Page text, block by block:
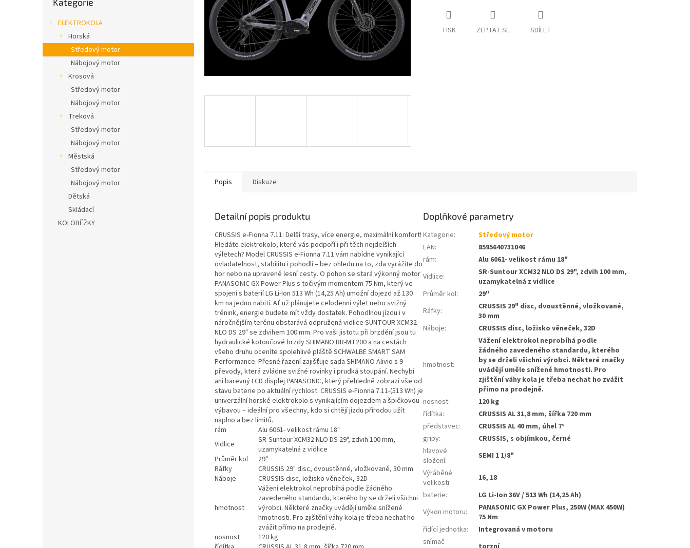
ELEKTROKOLA
Horská
Středový motor
Nábojový motor
Krosová
Středový motor
Nábojový motor
Treková
Středový motor
Nábojový motor
Městská
Středový motor
Nábojový motor
Dětská
Skládací
KOLOBĚŽKY
TISK ZEPTAT SE SDÍLET
Popis Diskuze
Detailní popis produktu
CRUSSIS e-Fionna 7.11: Delší trasy, více energie, maximální komfort!
Hledáte elektrokolo, které vás podpoří i při těch nejdelších
výletech? Model CRUSSIS e-Fionna 7.11 vám nabídne vynikající
ovladatelnost, stabilitu i pohodlí – bez ohledu na to, zda vyrážíte do
hor nebo na upravené lesní cesty. O pohon se stará výkonný motor
PANASONIC GX Power Plus s točivým momentem 75 Nm, který ve
spojení s baterií LG Li-Ion 513 Wh (14,25 Ah) umožní dojezd až 130
km na jedno nabití. Ať už plánujete celodenní výlet nebo svižný
trénink, energie budete mít vždy dostatek. Pohodlnou jízdu i v
náročnějším terénu obstarává odpružená vidlice SUNTOUR XCM32
NLO DS 29" se zdvihem 100 mm. Pro vaši jistotu při brzdění jsou tu
hydraulické kotoučové brzdy SHIMANO BR-MT200 a na cestách
všeho druhu oceníte spolehlivé pláště SCHWALBE SMART SAM
Performance. Přesné řazení zajišťuje sada SHIMANO Alivio s 9
převody, která zvládne svižné rovinky i prudká stoupání. Nechybí
ani barevný LCD displej PANASONIC, který přehledně zobrazí vše od
stavu baterie po aktuální rychlost. CRUSSIS e-Fionna 7.11-(513 Wh) je
univerzální horské elektrokolo s vynikajícím dojezdem a špičkovou
výbavou – ideální pro všechny, kdo si chtějí jízdu přírodou užít
naplno a bez limitů.
rám
Alu 6061- velikost rámu 18"
Vidlice
SR-Suntour XCM32 NLO DS 29", zdvih 100 mm,
uzamykatelná z vidlice
Průměr kol
29"
Ráfky
CRUSSIS 29" disc, dvoustěnné, vložkované, 30 mm
Náboje
CRUSSIS disc, ložisko věneček, 32D
hmotnost
Vážení elektrokol neprobíhá podle žádného
zavedeného standardu, kterého by se drželi všichni
výrobci. Některé značky uvádějí uměle snížené
hmotnosti. Pro zjištění váhy kola je třeba nechat ho
zvážit přímo na prodejně.
nosnost
120 kg
Doplňkové parametry
Kategorie:
Středový motor
EAN:
8595640731046
rám:
Alu 6061- velikost rámu 18"
Vidlice:
SR-Suntour XCM32 NLO DS 29", zdvih 100 mm,
uzamykatelná z vidlice
Průměr kol:
29"
Ráfky:
CRUSSIS 29" disc, dvoustěnné, vložkované,
30 mm
Náboje: CRUSSIS disc, ložisko věneček, 32D
hmotnost:
Vážení elektrokol neprobíhá podle
žádného zavedeného standardu, kterého
by se drželi všichni výrobci. Některé značky
uvádějí uměle snížené hmotnosti. Pro
zjištění váhy kola je třeba nechat ho zvážit
přímo na prodejně.
nosnost:
120 kg
řídítka:
CRUSSIS AL 31,8 mm, šířka 720 mm
představec:
CRUSSIS AL 40 mm, úhel 7°
gripy:
CRUSSIS, s objímkou, černé
hlavové
složení:
SEMI 1 1/8"
Výráběné
velikosti:
16, 18
baterie:
LG Li-Ion 36V / 513 Wh (14,25 Ah)
Výkon motoru:
PANASONIC GX Power Plus, 250W (MAX 450W)
75 Nm
řídící jednotka:
Integrovaná v motoru
snímač